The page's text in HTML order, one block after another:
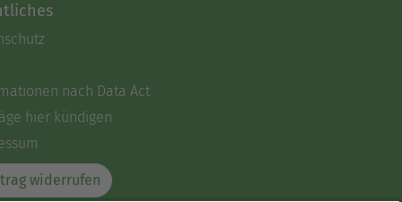
nach Data Act
hier kündigen
widerrufen